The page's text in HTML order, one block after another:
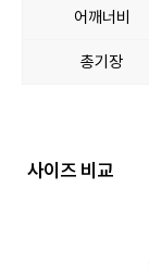
어깨너비
총기장
사이즈 비교